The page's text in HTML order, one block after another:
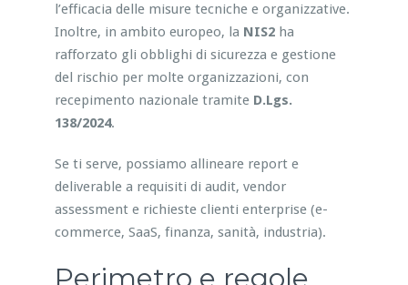
l’efficacia delle misure tecniche e organizzative.
Inoltre, in ambito europeo, la NIS2ha
rafforzato gli obblighi di sicurezza e gestione
del rischio per molte organizzazioni, con
recepimento nazionale tramite D.Lgs.
138/2024.
Se ti serve, possiamo allineare report e
deliverable a requisiti di audit, vendor
assessment e richieste clienti enterprise (e-
commerce, SaaS, finanza, sanità, industria).
Perimetro e regole